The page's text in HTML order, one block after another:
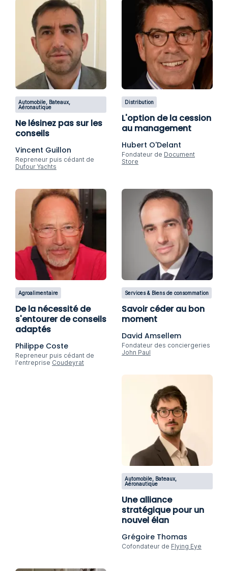
Automobile, Bateaux,
Aéronautique
Ne lésinez pas sur les
conseils
Vincent Guillon
Repreneur puis cédant de
Dufour Yachts
Distribution
L'option de la cession
au management
Hubert O'Delant
Fondateur de Document
Store
Agroalimentaire
De la nécessité de
s'entourer de conseils
adaptés
Philippe Coste
Repreneur puis cédant de
l'entreprise Coudeyrat
Services & Biens de consommation
Savoir céder au bon
moment
David Amsellem
Fondateur des conciergeries
John Paul
Automobile, Bateaux,
Aéronautique
Une alliance
stratégique pour un
nouvel élan
Grégoire Thomas
Cofondateur de Flying Eye